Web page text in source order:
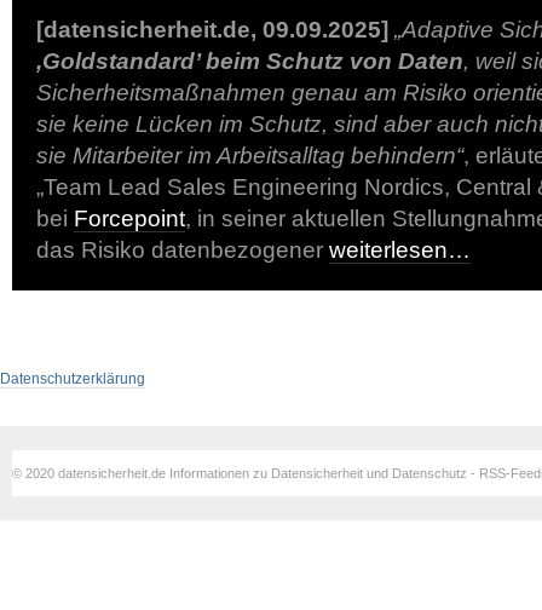
[datensicherheit.de, 09.09.2025] „Adaptive
,Goldstandard’ beim Schutz von Daten, weil
Sicherheitsmaßnahmen genau am Risiko
sie keine Lücken im Schutz, sind aber auch
sie Mitarbeiter im Arbeitsalltag behindern“,
„Team Lead Sales Engineering Nordics, Central
bei Forcepoint, in seiner aktuellen
das Risiko datenbezogener weiterlesen…
Datenschutzerklärung
© 2020 datensicherheit.de Informationen zu Datensicherheit und Datenschutz - RSS-